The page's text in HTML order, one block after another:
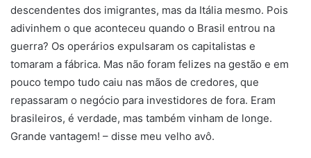
descendentes dos imigrantes, mas da Itália mesmo. Pois
adivinhem o que aconteceu quando o Brasil entrou na
guerra? Os operários expulsaram os capitalistas e
tomaram a fábrica. Mas não foram felizes na gestão e em
pouco tempo tudo caiu nas mãos de credores, que
repassaram o negócio para investidores de fora. Eram
brasileiros, é verdade, mas também vinham de longe.
Grande vantagem! – disse meu velho avô.